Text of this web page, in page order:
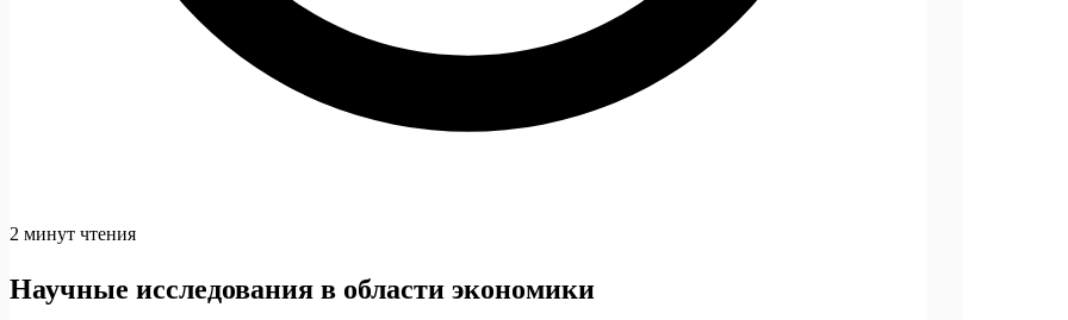
2 минут чтения
Научные исследования в области экономики